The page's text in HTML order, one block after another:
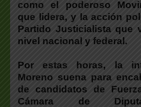
como el poderoso
que lidera, y la acción
Partido Justicialistaque
nivel nacional y federal.
Por estas horas, la
Moreno suena para
de candidatos de
Cámara de